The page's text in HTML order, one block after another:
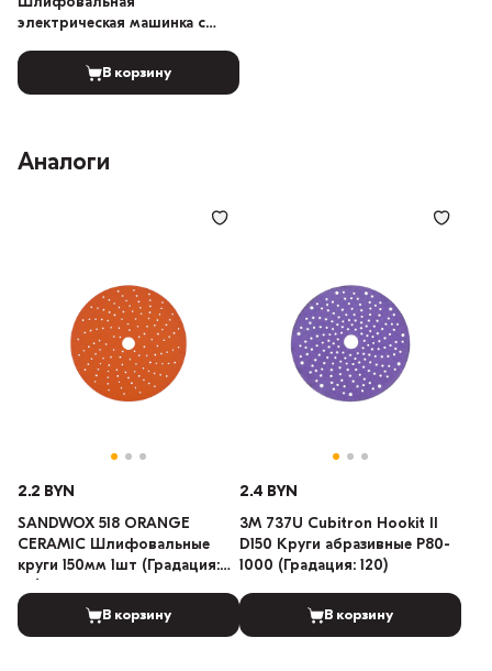
электрическая машинка с
электродвигателем 5мм
В корзину
Аналоги
2.2 BYN
SANDWOX 518 ORANGE
CERAMIC Шлифовальные
круги 150мм 1шт (Градация:
В корзину
2.4 BYN
3M 737U Cubitron Hookit II
D150 Круги абразивные P80-
1000 (Градация: 120)
В корзину